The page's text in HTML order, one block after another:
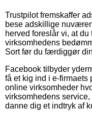
Trustpilot fremskaffer
bese adskillige
herved foreslår vi, at
virksomhedens
Sort før du færdiggør
Facebook tilbyder
få et kig ind i e-firmaets
online virksomheder
virksomhedens
danne dig et indtryk af